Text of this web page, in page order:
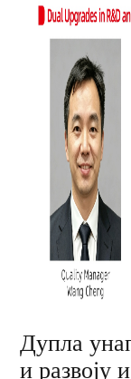
Дупла
и развоју